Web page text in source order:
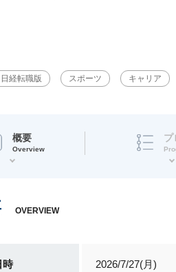
日経転職版 スポーツ キャリア
概要
Overview
プ
OVERVIEW
時
2026/7/27(月)